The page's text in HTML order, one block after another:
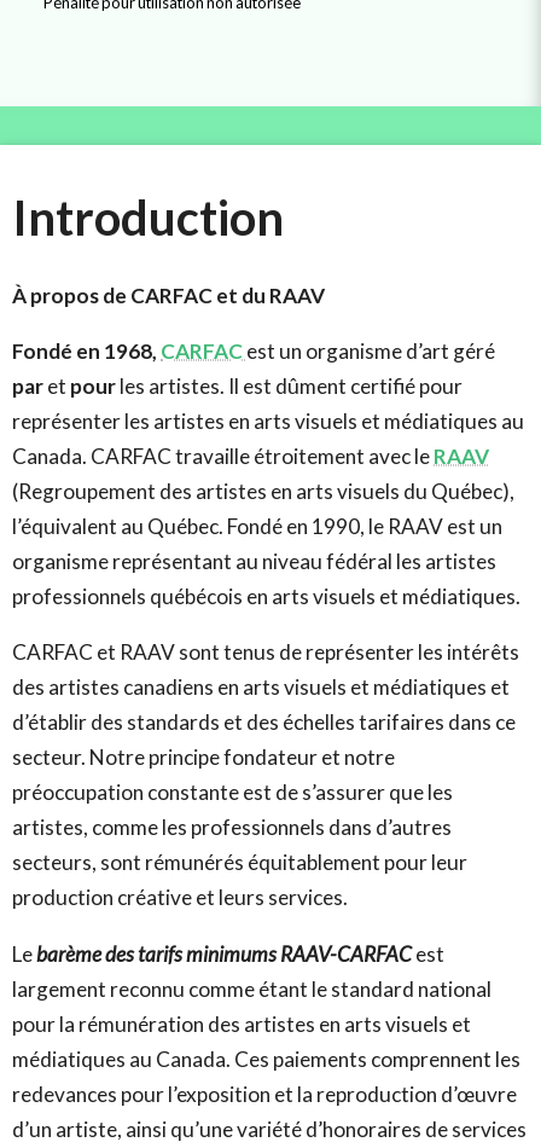
Introduction
À propos de CARFAC et du RAAV
Fondé en 1968, CARFACest un organisme d’art géré
paret pourles artistes. Il est dûment certifié pour
représenter les artistes en arts visuels et médiatiques au
Canada. CARFAC travaille étroitement avec leRAAV
(Regroupement des artistes en arts visuels du Québec),
l’équivalent au Québec. Fondé en 1990, le RAAV est un
organisme représentant au niveau fédéral les artistes
professionnels québécois en arts visuels et médiatiques.
CARFAC et RAAV sont tenus de représenter les intérêts
des artistes canadiens en arts visuels et médiatiques et
d’établir des standards et des échelles tarifaires dans ce
secteur. Notre principe fondateur et notre
préoccupation constante est de s’assurer que les
artistes, comme les professionnels dans d’autres
secteurs, sont rémunérés équitablement pour leur
production créative et leurs services.
Lebarème des tarifs minimums RAAV-CARFACest
largement reconnu comme étant le standard national
pour la rémunération des artistes en arts visuels et
médiatiques au Canada. Ces paiements comprennent les
redevances pour l’exposition et la reproduction d’œuvre
d’un artiste, ainsi qu’une variété d’honoraires de services